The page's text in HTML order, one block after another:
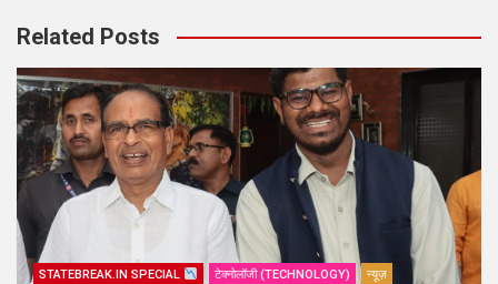
Related Posts
STATEBREAK.IN SPECIAL टेक्नोलॉजी (TECHNOLOGY) न्यूज़